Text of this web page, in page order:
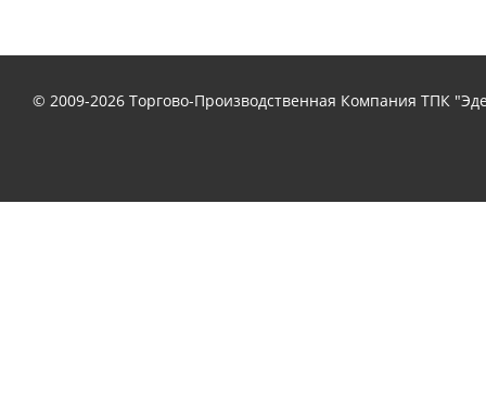
© 2009-2026 Торгово-Производственная Компания ТПК